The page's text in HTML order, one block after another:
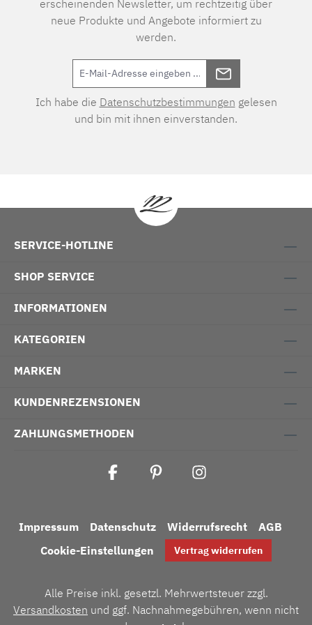
erscheinenden Newsletter, um rechtzeitig über
neue Produkte und Angebote informiert zu
werden.
Ich habe die Datenschutzbestimmungen gelesen
und bin mit ihnen einverstanden.
SERVICE-HOTLINE
SHOP SERVICE
INFORMATIONEN
KATEGORIEN
MARKEN
KUNDENREZENSIONEN
ZAHLUNGSMETHODEN
Impressum Datenschutz Widerrufsrecht
AGB
Cookie-Einstellungen
Vertrag widerrufen
Alle Preise inkl. gesetzl. Mehrwertsteuer zzgl.
Versandkosten und ggf. Nachnahmegebühren, wenn nicht